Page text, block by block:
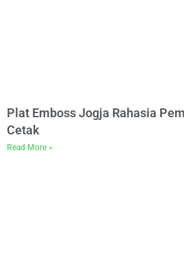
Plat Emboss Jogja Rahasia
Cetak
Read More »